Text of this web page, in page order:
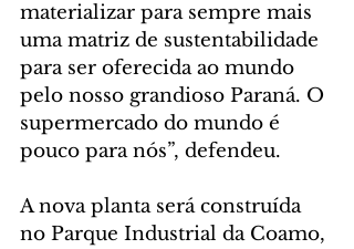
materializar para sempre mais
uma matriz de sustentabilidade
para ser oferecida ao mundo
pelo nosso grandioso Paraná. O
supermercado do mundo é
pouco para nós”, defendeu.
A nova planta será construída
no Parque Industrial da Coamo,